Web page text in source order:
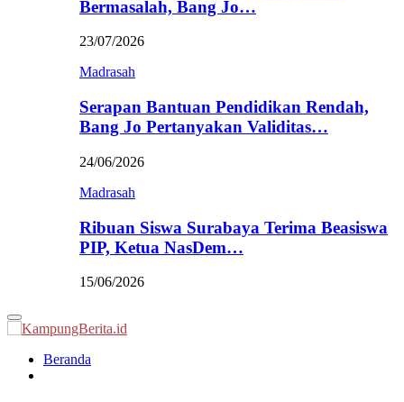
Bermasalah, Bang Jo…
23/07/2026
Madrasah
Serapan Bantuan Pendidikan Rendah,
Bang Jo Pertanyakan Validitas…
24/06/2026
Madrasah
Ribuan Siswa Surabaya Terima Beasiswa
PIP, Ketua NasDem…
15/06/2026
Primary
Menu
Beranda